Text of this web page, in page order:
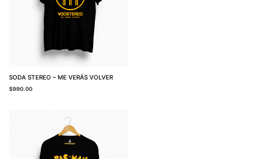
SODA STEREO – ME VERÁS VOLVER
$990.00